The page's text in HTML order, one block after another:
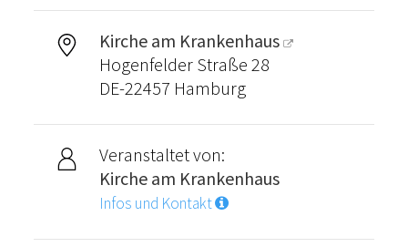
Kirche am Krankenhaus
Hogenfelder Straße 28
DE-22457 Hamburg
Veranstaltet von:
Kirche am Krankenhaus
Infos und Kontakt